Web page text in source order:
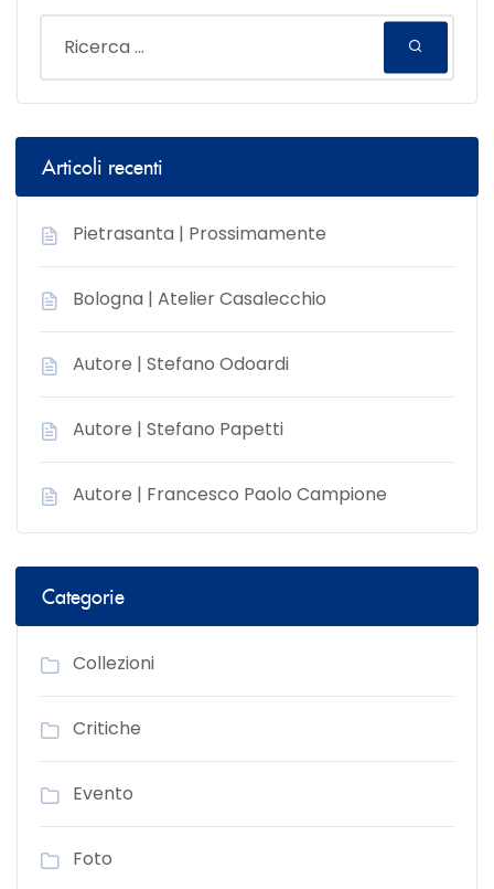
Articoli recenti
Pietrasanta | Prossimamente
Bologna | Atelier Casalecchio
Autore | Stefano Odoardi
Autore | Stefano Papetti
Autore | Francesco Paolo Campione
Categorie
Collezioni
Critiche
Evento
Foto